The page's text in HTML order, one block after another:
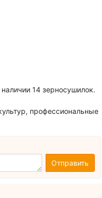
14 зерносушилок.
профессиональные
Отправить